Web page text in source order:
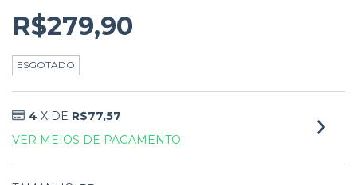
R$279,90
ESGOTADO
4 X DE R$77,57
VER MEIOS DE PAGAMENTO